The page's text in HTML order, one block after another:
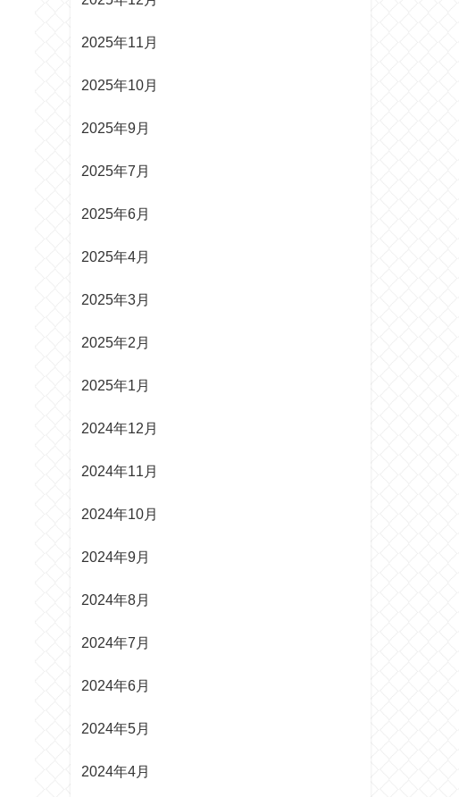
2025年11月
2025年10月
2025年9月
2025年7月
2025年6月
2025年4月
2025年3月
2025年2月
2025年1月
2024年12月
2024年11月
2024年10月
2024年9月
2024年8月
2024年7月
2024年6月
2024年5月
2024年4月